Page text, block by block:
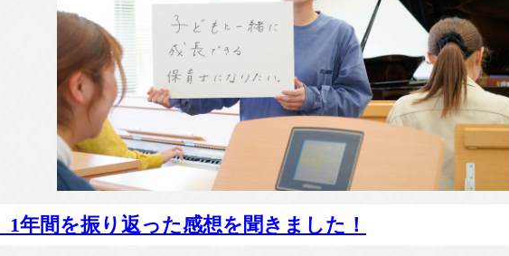
1年間を振り返った感想を聞きました！